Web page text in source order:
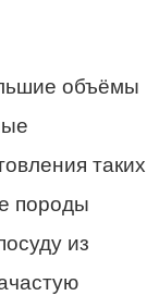
объёмы
таких
породы
из